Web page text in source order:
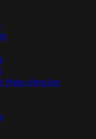
thép cộng lực